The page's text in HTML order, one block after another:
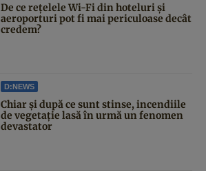
De ce rețelele Wi-Fi din hoteluri și
aeroporturi pot fi mai periculoase decât
credem?
D:NEWS
Chiar și după ce sunt stinse, incendiile
de vegetație lasă în urmă un fenomen
devastator